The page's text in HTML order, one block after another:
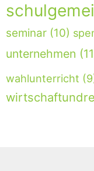
seminar (10)
unternehmen
wahlunterricht